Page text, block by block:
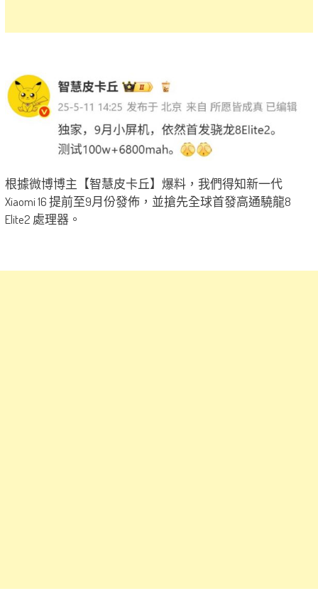
根據微博博主【智慧皮卡丘】爆料，我們得知新一代
Xiaomi 16 提前至9月份發佈，並搶先全球首發高通驍龍8
Elite2 處理器。